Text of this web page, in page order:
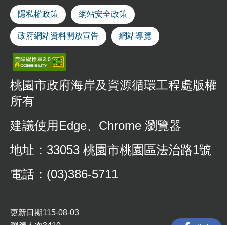
隱私權政策 網站安全政策
政府網站資料開放宣告 網站導覽
桃園市政府海岸及資源循環工程處版權
所有
建議使用Edge、Chrome 瀏覽器
地址：33053 桃園市桃園區法治路1號
電話：(03)386-5711
更新日期115-08-03